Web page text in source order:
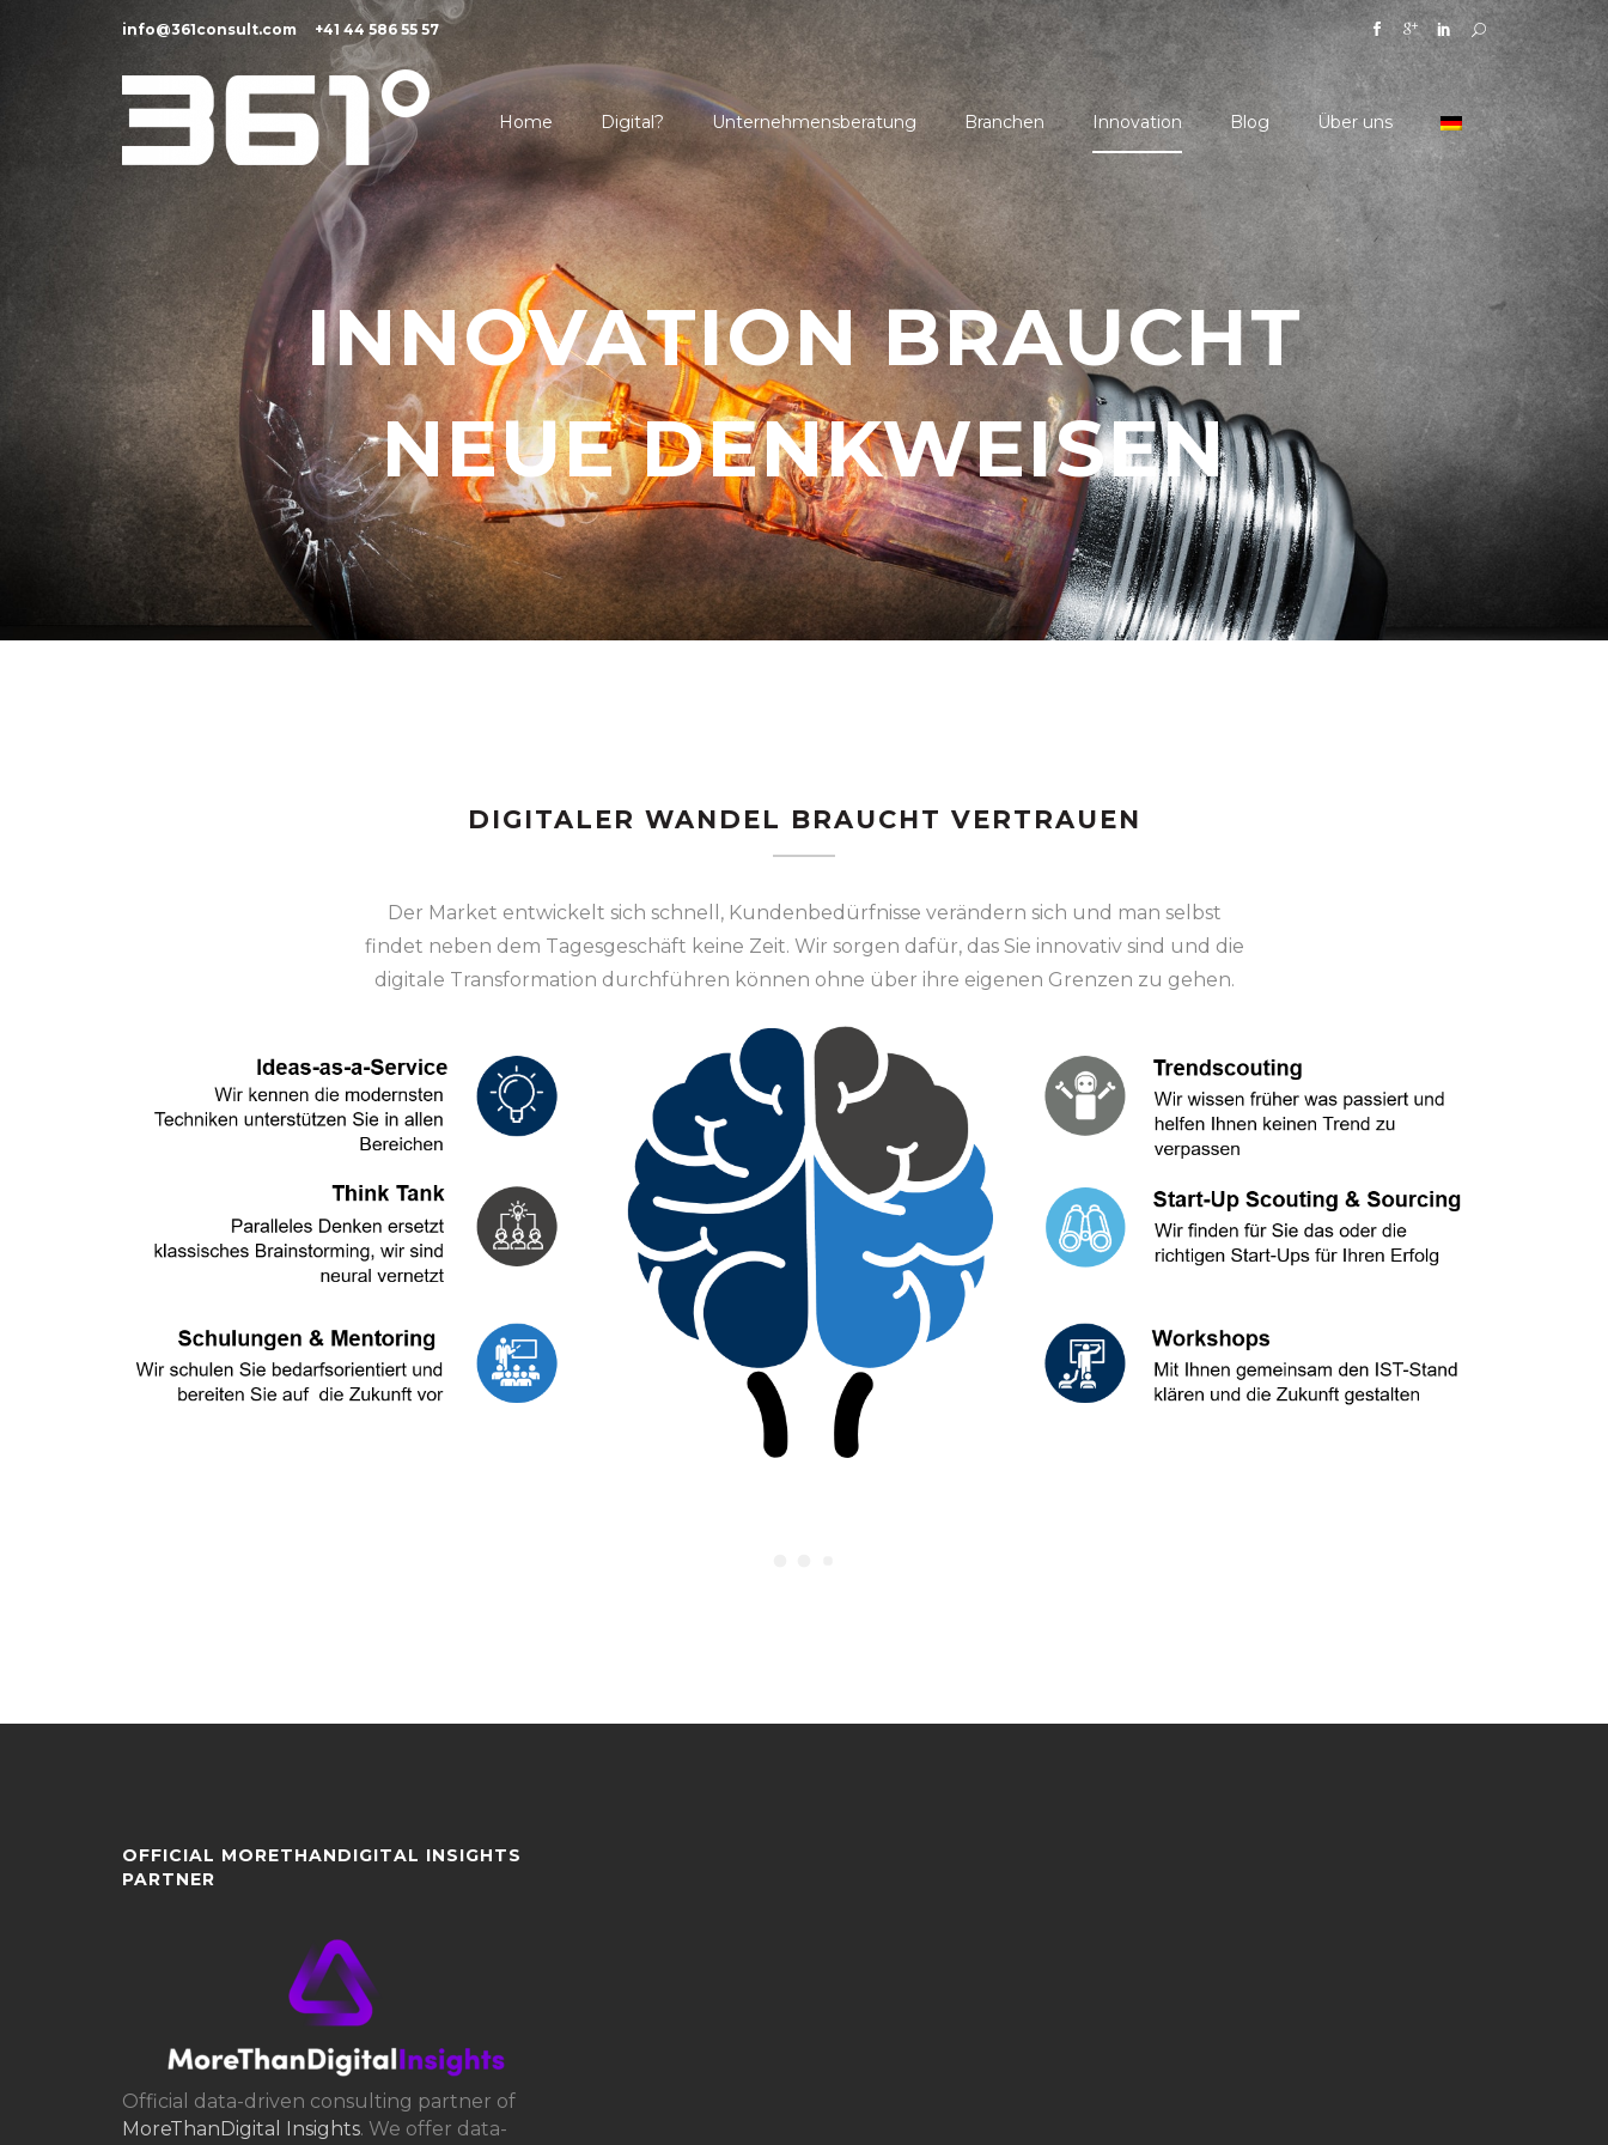
info@361consult.com +41 44 586 55 57
Home Digital? Unternehmensberatung Branchen Innovation Blog Über uns
INNOVATION BRAUCHT
NEUE DENKWEISEN
DIGITALER WANDEL BRAUCHT VERTRAUEN
Der Market entwickelt sich schnell, Kundenbedürfnisse verändern sich und man selbst
findet neben dem Tagesgeschäft keine Zeit. Wir sorgen dafür, das Sie innovativ sind und die
digitale Transformation durchführen können ohne über ihre eigenen Grenzen zu gehen.
OFFICIAL MORETHANDIGITAL INSIGHTS
PARTNER
Official data-driven consulting partner of
MoreThanDigital Insights. We offer data-